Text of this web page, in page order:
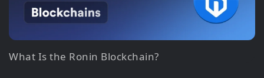
What Is the Ronin Blockchain?